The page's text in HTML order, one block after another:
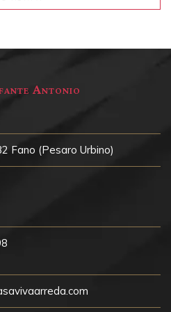
Antonio
Fano (Pesaro Urbino)